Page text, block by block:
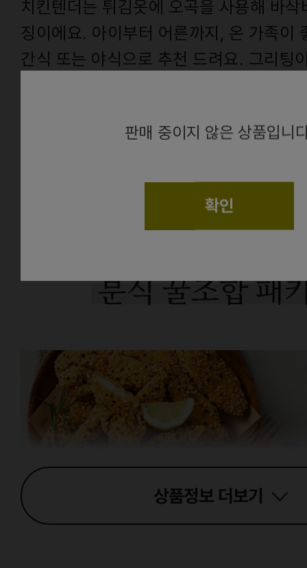
치킨텐더는 튀김옷에 오곡을 사용해 바
징이에요. 아이부터 어른까지, 온 가족이
간식 또는 야식으로 추천 드려요. 그리팅
From.
상품정보 더보기
판매 중이지 않은 상품입니
확인